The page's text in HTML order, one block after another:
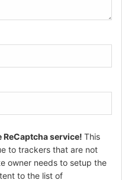
ReCaptcha service! This
to trackers that are not
owner needs to setup the
to the list of